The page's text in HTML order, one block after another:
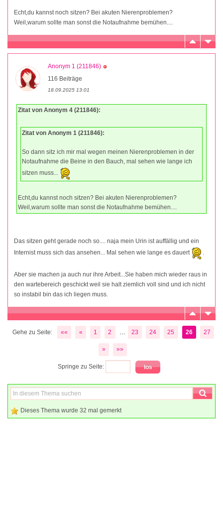
Echt,du kannst noch sitzen? Bei akuten Nierenproblemen?
Weil,warum sollte man sonst die Notaufnahme bemühen....
Anonym 1 (211846)
116 Beiträge
18.09.2025 13:01
Zitat von Anonym 4 (211846):
Zitat von Anonym 1 (211846):
So dann sitz ich mir mal wegen meinen Nierenproblemen in der
Notaufnahme die Beine in den Bauch, mal sehen wie lange ich
sitzen muss...
Echt,du kannst noch sitzen? Bei akuten Nierenproblemen?
Weil,warum sollte man sonst die Notaufnahme bemühen....
Das sitzen geht gerade noch so.... naja mein Urin ist auffällig und ein
Internist muss sich das ansehen... Mal sehen wie lange es dauert
.
Aber sie machen ja auch nur ihre Arbeit...Sie haben mich wieder raus in
den wartebereich geschickt weil sie halt ziemlich voll sind und ich nicht
so instabil bin das ich liegen muss.
Gehe zu Seite: «« « 1 2 23 24 25 26 27
» »»
Springe zu Seite:
Dieses Thema wurde 32 mal gemerkt